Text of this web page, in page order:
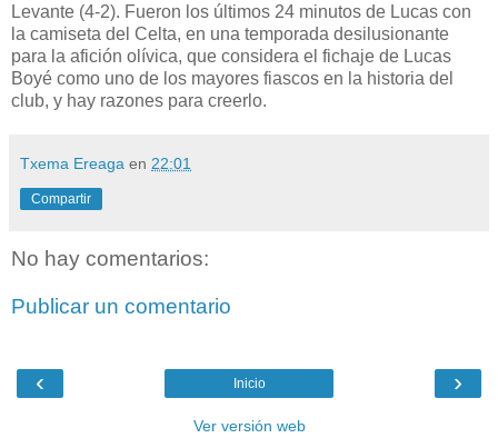
Levante (4-2). Fueron los últimos 24 minutos de Lucas con
la camiseta del Celta, en una temporada desilusionante
para la afición olívica, que considera el fichaje de Lucas
Boyé como uno de los mayores fiascos en la historia del
club, y hay razones para creerlo.
Txema Ereaga en 22:01
Compartir
No hay comentarios:
Publicar un comentario
‹ ›
Inicio
Ver versión web